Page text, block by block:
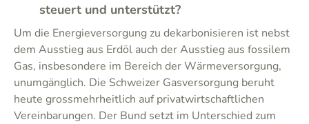
steuert und unterstützt?
Um die Energieversorgung zu dekarbonisieren ist nebst
dem Ausstieg aus Erdöl auch der Ausstieg aus fossilem
Gas, insbesondere im Bereich der Wärmeversorgung,
unumgänglich. Die Schweizer Gasversorgung beruht
heute grossmehrheitlich auf privatwirtschaftlichen
Vereinbarungen. Der Bund setzt im Unterschied zum